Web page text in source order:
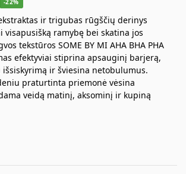
ir trigubas rūgščių derinys
visapusišką ramybę bei skatina jos
tekstūros SOME BY MI AHA BHA PHA
efektyviai stiprina apsauginį barjerą,
ir šviesina netobulumus.
praturtinta priemonė vėsina
veidą matinį, aksominį ir kupiną